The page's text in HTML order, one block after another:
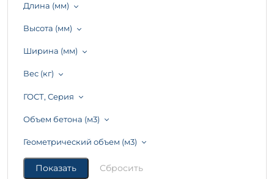
Длина (мм)
Высота (мм)
Ширина (мм)
Вес (кг)
ГОСТ, Серия
Объем бетона (м3)
Геометрический объем (м3)